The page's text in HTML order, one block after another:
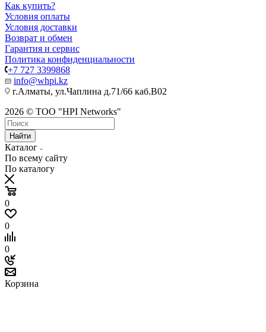
Как купить?
Условия оплаты
Условия доставки
Возврат и обмен
Гарантия и сервис
Политика конфиденциальности
+7 727 3399868
info@whpi.kz
г.Алматы, ул.Чаплина д.71/66 каб.B02
2026 © ТОО "HPI Networks"
Найти
Каталог
По всему сайту
По каталогу
0
0
0
Корзина